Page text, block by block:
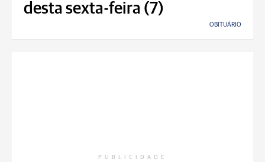
desta sexta-feira (7)
OBITUÁRIO
PUBLICIDADE